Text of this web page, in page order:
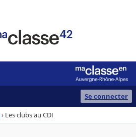
Se connecter
› Les clubs au CDI